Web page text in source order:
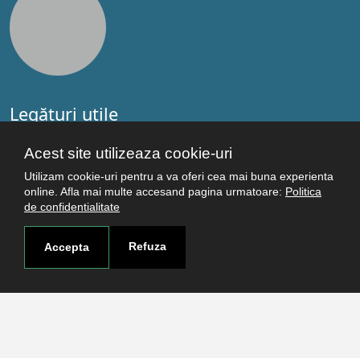
Acest site utilizeaza cookie-uri
Utilizam cookie-uri pentru a va oferi cea mai buna experienta
online. Afla mai multe accesand pagina urmatoare: Politica
de confidentialitate
Accepta Refuza
Legături utile
Facultăţi
Cercetare
Termeni şi condiţii
Autentificare